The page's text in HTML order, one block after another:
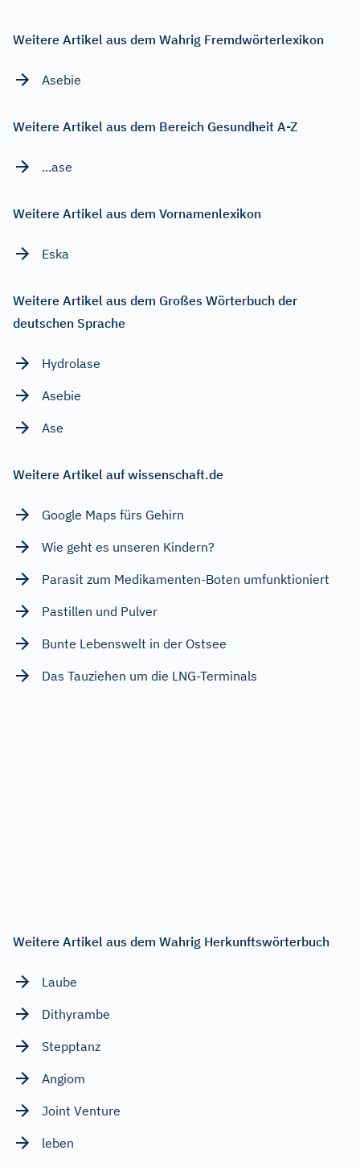
Weitere Artikel aus dem Wahrig Fremdwörterlexikon
Asebie
Weitere Artikel aus dem Bereich Gesundheit A-Z
...ase
Weitere Artikel aus dem Vornamenlexikon
Eska
Weitere Artikel aus dem Großes Wörterbuch der
deutschen Sprache
Hydrolase
Asebie
Ase
Weitere Artikel auf wissenschaft.de
Google Maps fürs Gehirn
Wie geht es unseren Kindern?
Parasit zum Medikamenten-Boten umfunktioniert
Pastillen und Pulver
Bunte Lebenswelt in der Ostsee
Das Tauziehen um die LNG-Terminals
Weitere Artikel aus dem Wahrig Herkunftswörterbuch
Laube
Dithyrambe
Stepptanz
Angiom
Joint Venture
leben